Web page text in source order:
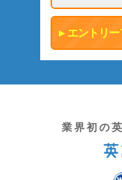
エントリ
業界初の